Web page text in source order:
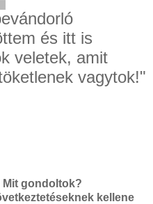
és itt is
veletek, amit
vagytok!"
Mit gondoltok?
kellene